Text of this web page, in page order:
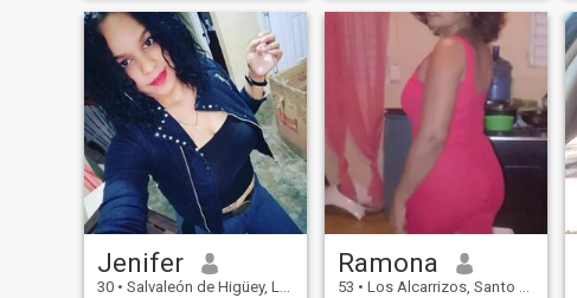
hablamos
Jenifer
30 • Salvaleón de Higüey, La Altagracia, Rep. Dominicana
Ramona
53 • Los Alcarrizos, Santo Domingo, Rep. Dominicana